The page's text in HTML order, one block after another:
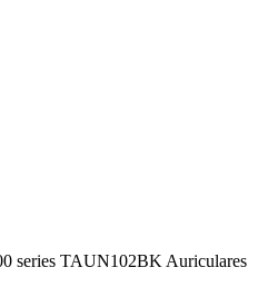
series TAUN102BK Auriculares